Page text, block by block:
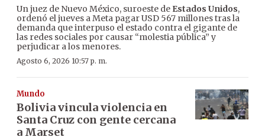
Un juez de Nuevo México, suroeste de Estados Unidos,
ordenó el jueves a Meta pagar USD 567 millones tras la
demanda que interpuso el estado contra el gigante de
las redes sociales por causar “molestia pública” y
perjudicar a los menores.
Agosto 6, 2026 10:57 p. m.
Mundo
Bolivia vincula violencia en
Santa Cruz con gente cercana
a Marset